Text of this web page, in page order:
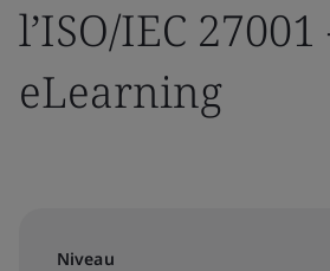
l’ISO/IEC 27001
eLearning
Niveau